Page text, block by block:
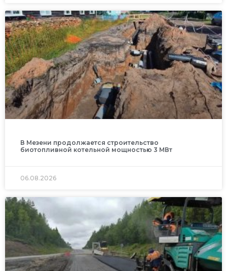
В Мезени продолжается строительство
биотопливной котельной мощностью 3 МВт
06.08.2026